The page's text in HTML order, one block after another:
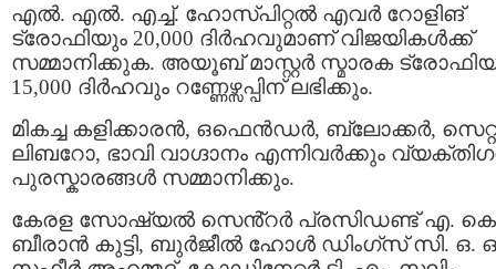
എൽ. എൽ. എച്ച്. ഹോസ്പിറ്റൽ എവർ റോളിങ്
ട്രോഫിയും 20,000 ദിര്‍ഹവുമാണ് വിജയികള്‍ക്ക്
സമ്മാനിക്കുക. അയൂബ് മാസ്റ്റര്‍ സ്മാരക
15,000 ദിര്‍ഹവും റണ്ണേഴ്സപ്പിന് ലഭിക്കും.
മികച്ച കളിക്കാരൻ, ഒഫെന്‍ഡര്‍, ബ്ലോക്കർ,
ലിബറോ, ഭാവി വാഗ്ദാനം എന്നിവർക്കും
പുരസ്കാരങ്ങൾ സമ്മാനിക്കും.
കേരള സോഷ്യൽ സെൻ്റർ പ്രസിഡണ്ട് എ.
ബീരാൻ കുട്ടി, ബുർജീൽ ഹോൾ ഡിംഗ്സ് സി. ഒ.